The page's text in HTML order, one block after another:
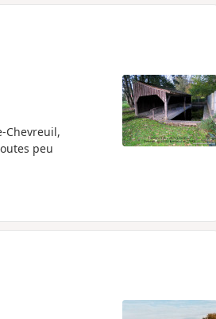
Chevreuil,
peu